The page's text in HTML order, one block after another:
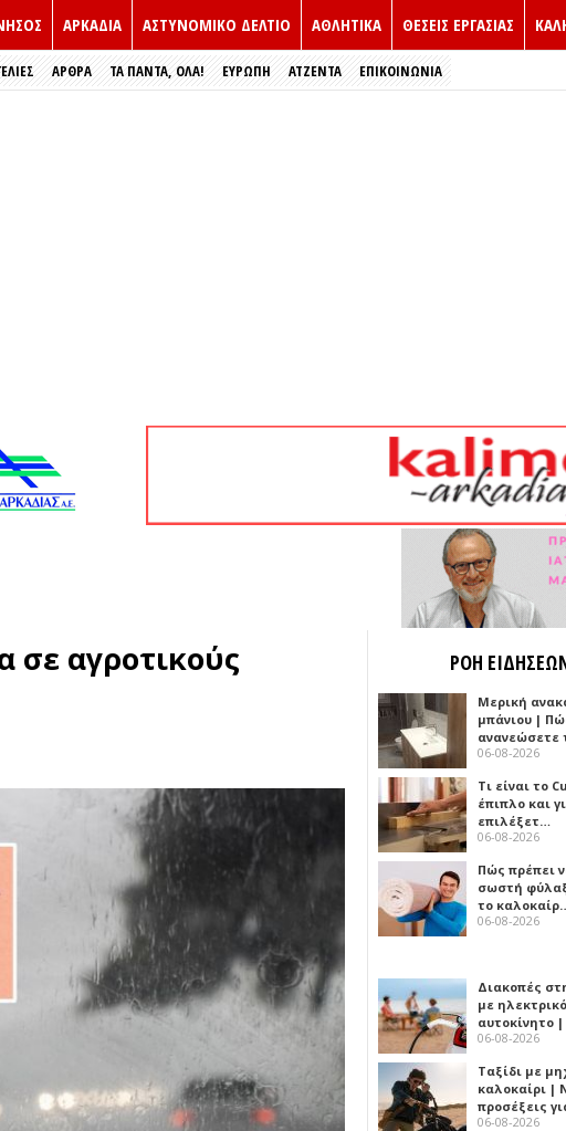
ΑΡΚΑΔΙΑ ΑΣΤΥΝΟΜΙΚΟ ΔΕΛΤΙΟ ΑΘΛΗΤΙΚΑ ΘΕΣΕΙΣ ΕΡΓΑΣΙΑΣ
ΑΡΘΡΑ ΤΑ ΠΑΝΤΑ, ΟΛΑ! ΕΥΡΏΠΗ ΑΤΖΕΝΤΑ ΕΠΙΚΟΙΝΩΝΙΑ
σε αγροτικούς
ΡΟΗ
Μερική
μπάνιου |
ανανεώσετε
06-08-2026
Τι είναι το
έπιπλο και
επιλέξετ…
06-08-2026
Πώς πρέπει
σωστή
το
06-08-2026
Διακοπές
με ηλεκτρικό
αυτοκίνητο
06-08-2026
Ταξίδι με
καλοκαίρι |
προσέξεις
06-08-2026